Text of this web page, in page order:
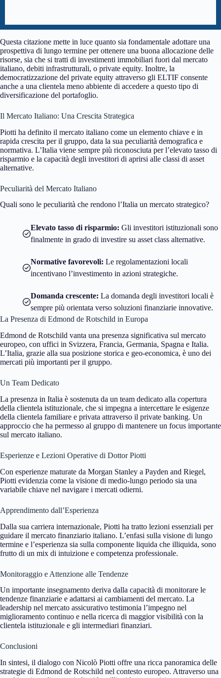
Questa citazione mette in luce quanto sia fondamentale adottare una
prospettiva di lungo termine per ottenere una buona allocazione delle
risorse, sia che si tratti di investimenti immobiliari fuori dal mercato
italiano, debiti infrastrutturali, o private equity. Inoltre, la
democratizzazione del private equity attraverso gli ELTIF consente
anche a una clientela meno abbiente di accedere a questo tipo di
diversificazione del portafoglio.
Il Mercato Italiano: Una Crescita Strategica
Piotti ha definito il mercato italiano come un elemento chiave e in
rapida crescita per il gruppo, data la sua peculiarità demografica e
normativa. L’Italia viene sempre più riconosciuta per l’elevato tasso di
risparmio e la capacità degli investitori di aprirsi alle classi di asset
alternative.
Peculiarità del Mercato Italiano
Quali sono le peculiarità che rendono l’Italia un mercato strategico?
Elevato tasso di risparmio: Gli investitori istituzionali sono
finalmente in grado di investire su asset class alternative.
Normative favorevoli: Le regolamentazioni locali
incentivano l’investimento in azioni strategiche.
Domanda crescente: La domanda degli investitori locali è
sempre più orientata verso soluzioni finanziarie innovative.
La Presenza di Edmond de Rotschild in Europa
Edmond de Rotschild vanta una presenza significativa sul mercato
europeo, con uffici in Svizzera, Francia, Germania, Spagna e Italia.
L’Italia, grazie alla sua posizione storica e geo-economica, è uno dei
mercati più importanti per il gruppo.
Un Team Dedicato
La presenza in Italia è sostenuta da un team dedicato alla copertura
della clientela istituzionale, che si impegna a intercettare le esigenze
della clientela familiare e privata attraverso il private banking. Un
approccio che ha permesso al gruppo di mantenere un focus importante
sul mercato italiano.
Esperienze e Lezioni Operative di Dottor Piotti
Con esperienze maturate da Morgan Stanley a Payden and Riegel,
Piotti evidenzia come la visione di medio-lungo periodo sia una
variabile chiave nel navigare i mercati odierni.
Apprendimento dall’Esperienza
Dalla sua carriera internazionale, Piotti ha tratto lezioni essenziali per
guidare il mercato finanziario italiano. L’enfasi sulla visione di lungo
termine e l’esperienza sia sulla componente liquida che illiquida, sono
frutto di un mix di intuizione e competenza professionale.
Monitoraggio e Attenzione alle Tendenze
Un importante insegnamento deriva dalla capacità di monitorare le
tendenze finanziarie e adattarsi ai cambiamenti del mercato. La
leadership nel mercato assicurativo testimonia l’impegno nel
miglioramento continuo e nella ricerca di maggior visibilità con la
clientela istituzionale e gli intermediari finanziari.
Conclusioni
In sintesi, il dialogo con Nicolò Piotti offre una ricca panoramica delle
strategie di Edmond de Rotschild nel contesto europeo. Attraverso una